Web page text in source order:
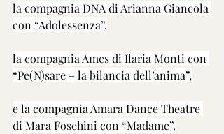
la compagnia DNA di Arianna Giancola
con “Adolessenza”,
la compagnia Ames di Ilaria Monti con
“Pe(N)sare – la bilancia dell’anima”,
e la compagnia Amara Dance Theatre
di Mara Foschini con “Madame”.